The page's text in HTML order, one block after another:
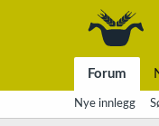
Forum
Nye innlegg